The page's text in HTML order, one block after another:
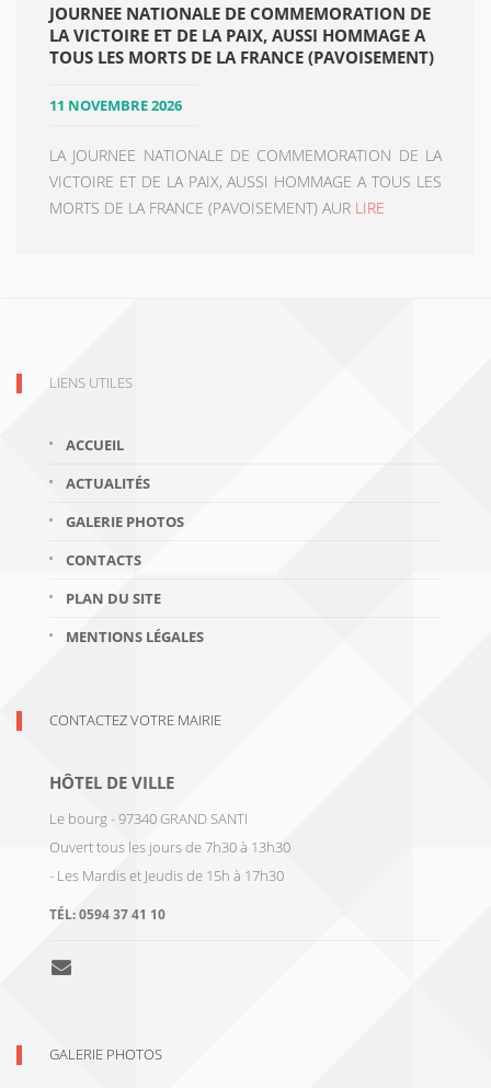
JOURNEE NATIONALE DE COMMEMORATION DE
LA VICTOIRE ET DE LA PAIX, AUSSI HOMMAGE A
TOUS LES MORTS DE LA FRANCE (PAVOISEMENT)
11 NOVEMBRE 2026
LA JOURNEE NATIONALE DE COMMEMORATION DE LA
VICTOIRE ET DE LA PAIX, AUSSI HOMMAGE A TOUS LES
MORTS DE LA FRANCE (PAVOISEMENT) AUR LIRE
LIENS UTILES
ACCUEIL
ACTUALITÉS
GALERIE PHOTOS
CONTACTS
PLAN DU SITE
MENTIONS LÉGALES
CONTACTEZ VOTRE MAIRIE
HÔTEL DE VILLE
Le bourg - 97340 GRAND SANTI
Ouvert tous les jours de 7h30 à 13h30
- Les Mardis et Jeudis de 15h à 17h30
TÉL:0594 37 41 10
GALERIE PHOTOS